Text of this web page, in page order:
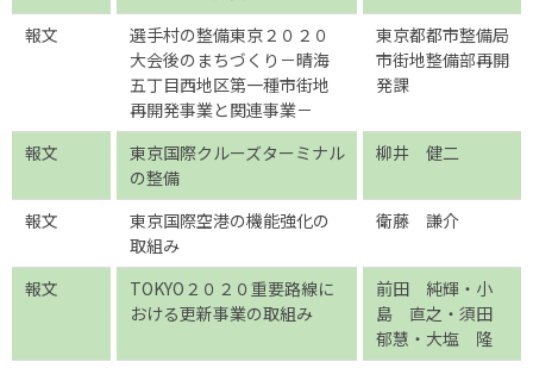
報文
選手村の整備東京２０２０
大会後のまちづくり－晴海
五丁目西地区第一種市街地
再開発事業と関連事業－
東京都都市整備局
市街地整備部再開
発課
報文
東京国際クルーズターミナル
の整備
柳井 健二
報文
東京国際空港の機能強化の
取組み
衛藤 謙介
報文
TOKYO２０２０重要路線に
おける更新事業の取組み
前田 純輝・小
島 直之・須田
郁慧・大塩 隆